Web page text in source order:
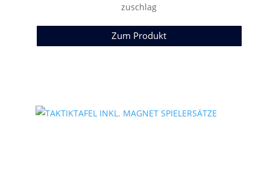
zuschlag
Zum Produkt